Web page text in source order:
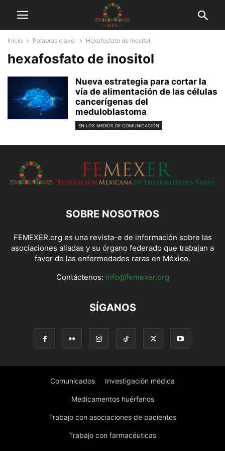
Inicio Palabras clave: Hexafosfato de inositol
hexafosfato de inositol
Nueva estrategia para cortar la
vía de alimentación de las células
cancerígenas del
meduloblastoma
EN LOS MEDIOS DE COMUNICACIÓN
SOBRE NOSOTROS
FEMEXER.org es una revista-e de información sobre las
asociaciones aliadas y su órgano federado que trabajan a
favor de las enfermedades raras en México.
Contáctenos: info@femexer.org
SÍGANOS
Comunicados Investigación médica
Medicamentos huérfanos
Trabajo con asociaciones de pacientes
Trabajo con farmacéuticas